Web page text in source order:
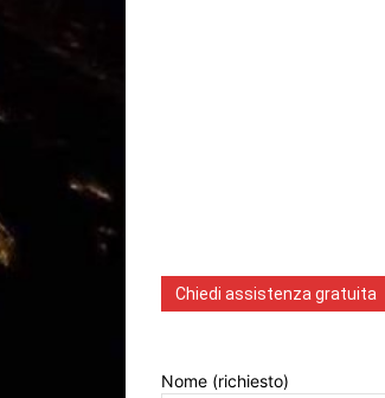
Chiedi assistenza gratuita
Nome (richiesto)